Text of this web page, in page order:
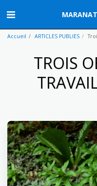
Accueil ARTICLES PUBLIES
TROIS